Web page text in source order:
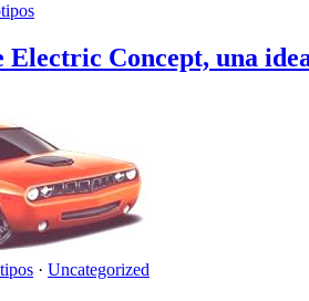
Electric Concept, una
· Uncategorized